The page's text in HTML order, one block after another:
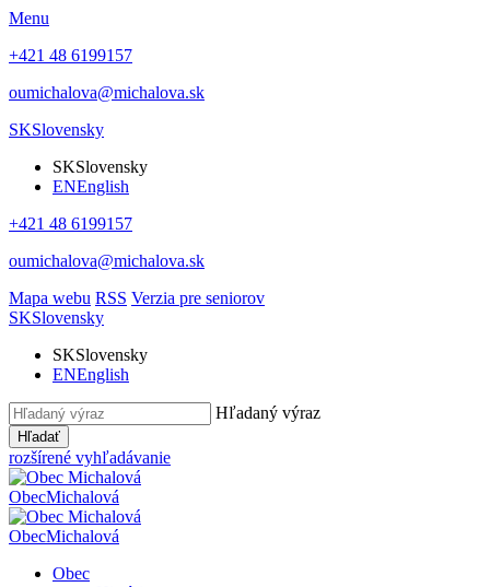
Menu
+421 48 6199157
oumichalova@michalova.sk
SKSlovensky
SKSlovensky
ENEnglish
+421 48 6199157
oumichalova@michalova.sk
Mapa webu RSS Verzia pre seniorov
SKSlovensky
SKSlovensky
ENEnglish
Hľadaný výraz
Hľadať
rozšírené vyhľadávanie
ObecMichalová
ObecMichalová
Obec